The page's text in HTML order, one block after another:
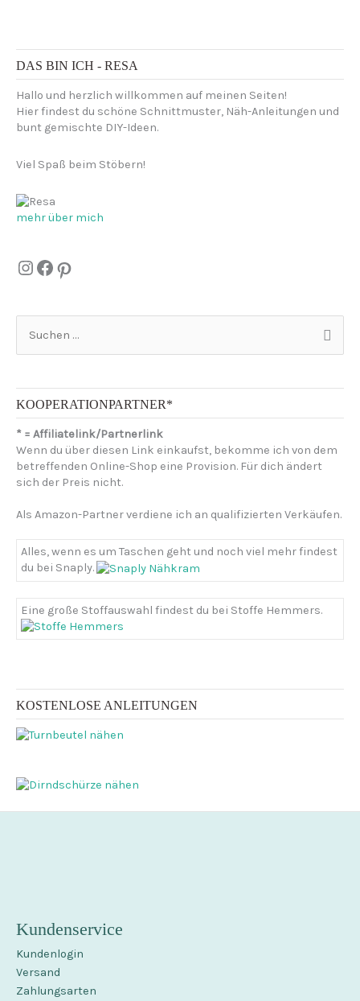
DAS BIN ICH - RESA
Hallo und herzlich willkommen auf meinen Seiten!
Hier findest du schöne Schnittmuster, Näh-Anleitungen und
bunt gemischte DIY-Ideen.
Viel Spaß beim Stöbern!
mehr über mich
InstagramFacebook Pinterest
c
e
n
n
a
c
h
:
KOOPERATIONPARTNER*
* = Affiliatelink/Partnerlink
Wenn du über diesen Link einkaufst, bekomme ich von dem
betreffenden Online-Shop eine Provision. Für dich ändert
sich der Preis nicht.
Als Amazon-Partner verdiene ich an qualifizierten Verkäufen.
Alles, wenn es um Taschen geht und noch viel mehr findest
du bei Snaply.
Eine große Stoffauswahl findest du bei Stoffe Hemmers.
KOSTENLOSE ANLEITUNGEN
Kundenservice
Kundenlogin
Versand
Zahlungsarten